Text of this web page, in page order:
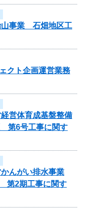
山事業 石畑地区工
クト企画運営業務
営体育成基盤整備
第6号工事に関す
んがい排水事業
第2期工事に関す